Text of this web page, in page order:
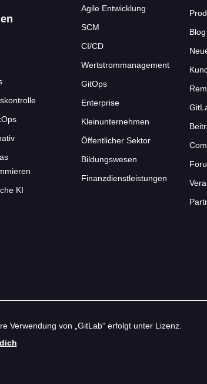
KI
Agile Entwicklung
SCM
CI/CD
Wertstrommanagement
GitOps
Enterprise
Kleinunternehmen
Öffentlicher Sektor
Bildungswesen
Finanzdienstleistungen
Blog
Verwendung von „GitLab“ erfolgt unter Lizenz.